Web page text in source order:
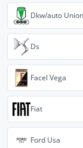
Dkw/auto Union
Ds
Facel Vega
Fiat
Ford Usa